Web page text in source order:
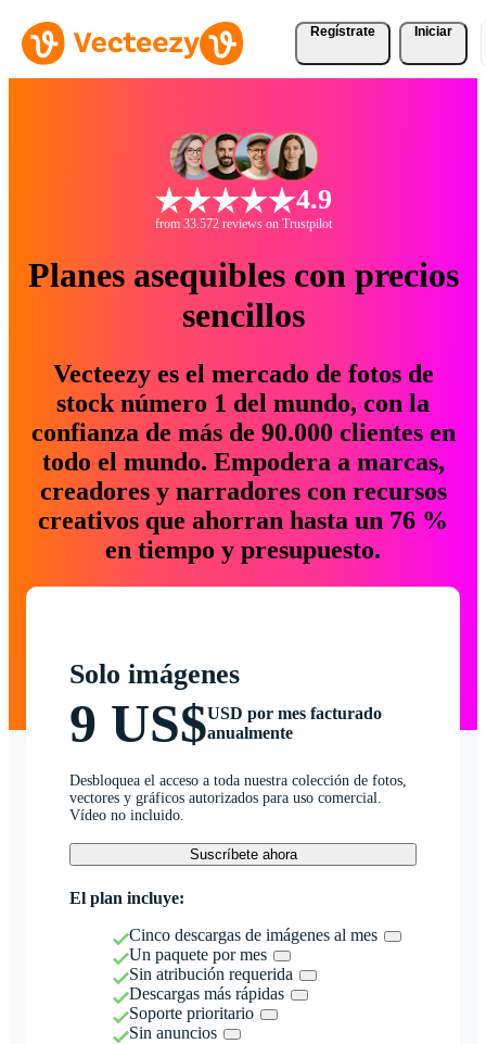
Regístrate Iniciar
4.9
from 33.572 reviews on Trustpilot
Planes asequibles con precios
sencillos
Vecteezy es el mercado de fotos de
stock número 1 del mundo, con la
confianza de más de 90.000 clientes en
todo el mundo. Empodera a marcas,
creadores y narradores con recursos
creativos que ahorran hasta un 76 %
en tiempo y presupuesto.
Solo imágenes
9 US$USD por mes facturado
anualmente
Desbloquea el acceso a toda nuestra colección de fotos,
vectores y gráficos autorizados para uso comercial.
Vídeo no incluido.
Suscríbete ahora
El plan incluye:
Cinco descargas de imágenes al mes
Un paquete por mes
Sin atribución requerida
Descargas más rápidas
Soporte prioritario
Sin anuncios